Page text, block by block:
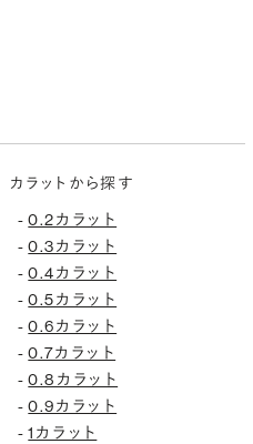
カラットから探す
-0.2カラット
-0.3カラット
-0.4カラット
-0.5カラット
-0.6カラット
-0.7カラット
-0.8カラット
-0.9カラット
-1カラット